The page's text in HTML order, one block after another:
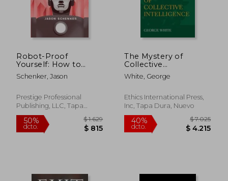
Robot-Proof
Yourself: How to
Survive the
Robocalypse and
and Automation (en
Inglés)
Schenker, Jason
Prestige Professional
Publishing, LLC, Tapa
Blanda, Nuevo
The Mystery of
Collective
Intelligence (en
Inglés)
White, George
Ethics International Press,
Inc, Tapa Dura, Nuevo